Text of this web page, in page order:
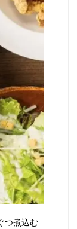
つ煮込む